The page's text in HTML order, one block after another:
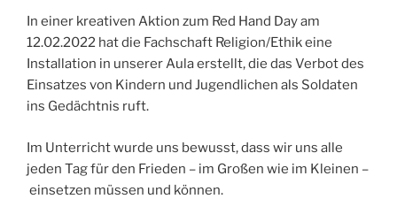
In einer kreativen Aktion zum Red Hand Day am
12.02.2022 hat die Fachschaft Religion/Ethik eine
Installation in unserer Aula erstellt, die das Verbot des
Einsatzes von Kindern und Jugendlichen als Soldaten
ins Gedächtnis ruft.
Im Unterricht wurde uns bewusst, dass wir uns alle
jeden Tag für den Frieden – im Großen wie im Kleinen –
einsetzen müssen und können.